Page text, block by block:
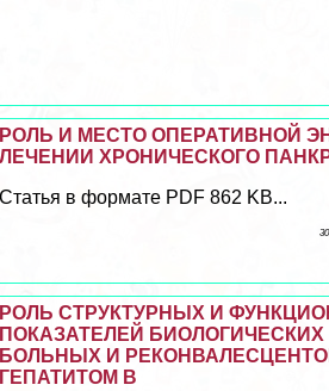
РОЛЬ И МЕСТО ОПЕРАТИВНОЙ
ЛЕЧЕНИИ ХРОНИЧЕСКОГО
Статья в формате PDF 862 KB...
РОЛЬ СТРУКТУРНЫХ И
ПОКАЗАТЕЛЕЙ
БОЛЬНЫХ И
ГЕПАТИТОМ В